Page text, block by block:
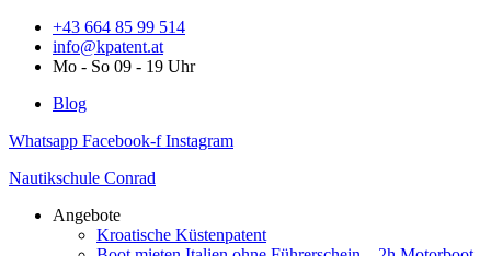
Zum
Inhalt
springen
+43 664 85 99 514
info@kpatent.at
Mo - So 09 - 19 Uhr
Blog
Whatsapp Facebook-f Instagram
Nautikschule Conrad
Angebote
Kroatische Küstenpatent